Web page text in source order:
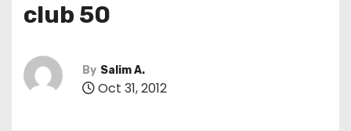
club 50
By Salim A.
Oct 31, 2012